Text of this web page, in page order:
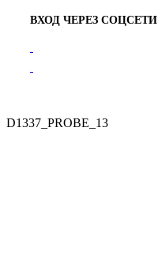
ВХОД ЧЕРЕЗ СОЦСЕТИ